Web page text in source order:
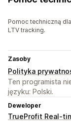
Pomoc techniczną
LTV tracking.
Zasoby
Polityka
Ten programista
języku: Polski.
Deweloper
TrueProfit Real-